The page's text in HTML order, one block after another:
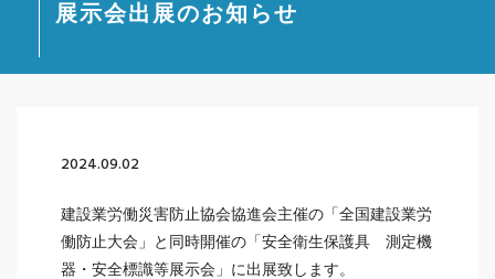
展示会出展のお知らせ
2024.09.02
建設業労働災害防止協会協進会主催の「全国建設業労
働防止大会」と同時開催の「安全衛生保護具 測定機
器・安全標識等展示会」に出展致します。